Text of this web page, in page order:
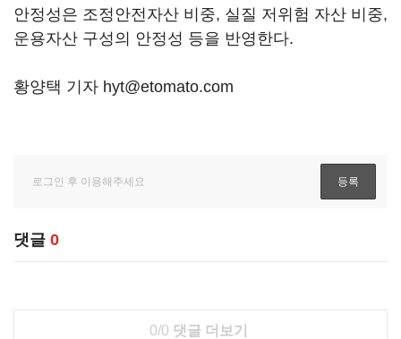
안정성은 조정안전자산 비중, 실질 저위험 자산 비중,
운용자산 구성의 안정성 등을 반영한다.
황양택 기자 hyt@etomato.com
댓글 0
0/0 댓글 더보기